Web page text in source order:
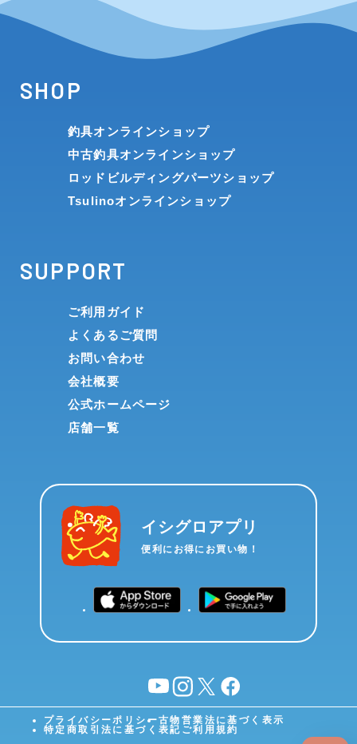
SHOP
釣具オンラインショップ
中古釣具オンラインショップ
ロッドビルディングパーツショップ
Tsulinoオンラインショップ
SUPPORT
ご利用ガイド
よくあるご質問
お問い合わせ
会社概要
公式ホームページ
店舗一覧
イシグロアプリ
便利にお得にお買い物！
YouTubeinstagram
X facebook
プライバシーポリシー古物営業法に基づく表示
特定商取引法に基づく表記 ご利用規約